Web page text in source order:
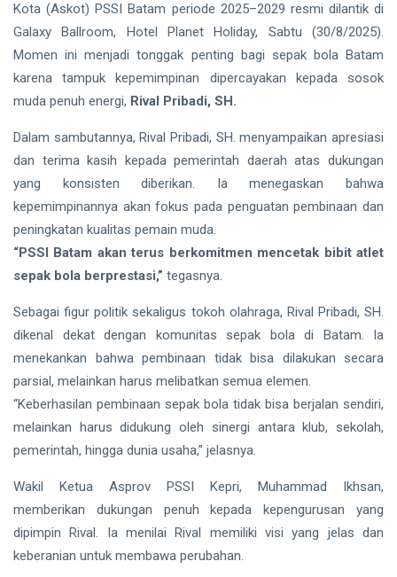
Meriahkan
Pawai
Budaya
Nusantara
di Batam
09
2026
43
views
RIAU
Pemprov Riau
Beri
Penghargaan
Pembangunan
Daerah,
Pelalawan dan
09 Aug,
2026
40
views
Siak Sri Indrapura
Prabowo Subianto
Indonesia
Pekanbaru
Pilkada 2024
PT IKPP Perawang
Politik
PSSI
Kota (Askot) PSSI Batam periode 2025–2029 resmi dilantik di
Galaxy Ballroom, Hotel Planet Holiday, Sabtu (30/8/2025).
Momen ini menjadi tonggak penting bagi sepak bola Batam
karena tampuk kepemimpinan dipercayakan kepada sosok
muda penuh energi, Rival Pribadi, SH.
Dalam sambutannya, Rival Pribadi, SH. menyampaikan apresiasi
dan terima kasih kepada pemerintah daerah atas dukungan
yang konsisten diberikan. Ia menegaskan bahwa
kepemimpinannya akan fokus pada penguatan pembinaan dan
peningkatan kualitas pemain muda.
“PSSI Batam akan terus berkomitmen mencetak bibit atlet
sepak bola berprestasi,” tegasnya.
Sebagai figur politik sekaligus tokoh olahraga, Rival Pribadi, SH.
dikenal dekat dengan komunitas sepak bola di Batam. Ia
menekankan bahwa pembinaan tidak bisa dilakukan secara
parsial, melainkan harus melibatkan semua elemen.
“Keberhasilan pembinaan sepak bola tidak bisa berjalan sendiri,
melainkan harus didukung oleh sinergi antara klub, sekolah,
pemerintah, hingga dunia usaha,” jelasnya.
Wakil Ketua Asprov PSSI Kepri, Muhammad Ikhsan,
memberikan dukungan penuh kepada kepengurusan yang
dipimpin Rival. Ia menilai Rival memiliki visi yang jelas dan
keberanian untuk membawa perubahan.